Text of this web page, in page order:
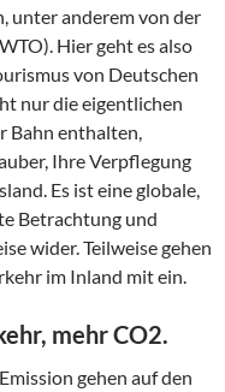
unter anderem von der
Hier geht es also
von Deutschen
nur die eigentlichen
Bahn enthalten,
Ihre Verpflegung
Es ist eine globale,
Betrachtung und
wider. Teilweise gehen
im Inland mit ein.
mehr CO2.
gehen auf den